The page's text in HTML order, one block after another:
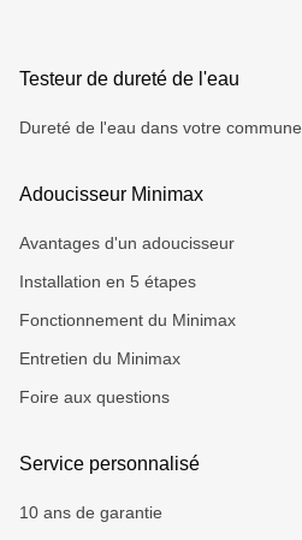
Testeur de dureté de l'eau
Dureté de l'eau dans votre commune
Adoucisseur Minimax
Avantages d'un adoucisseur
Installation en 5 étapes
Fonctionnement du Minimax
Entretien du Minimax
Foire aux questions
Service personnalisé
10 ans de garantie